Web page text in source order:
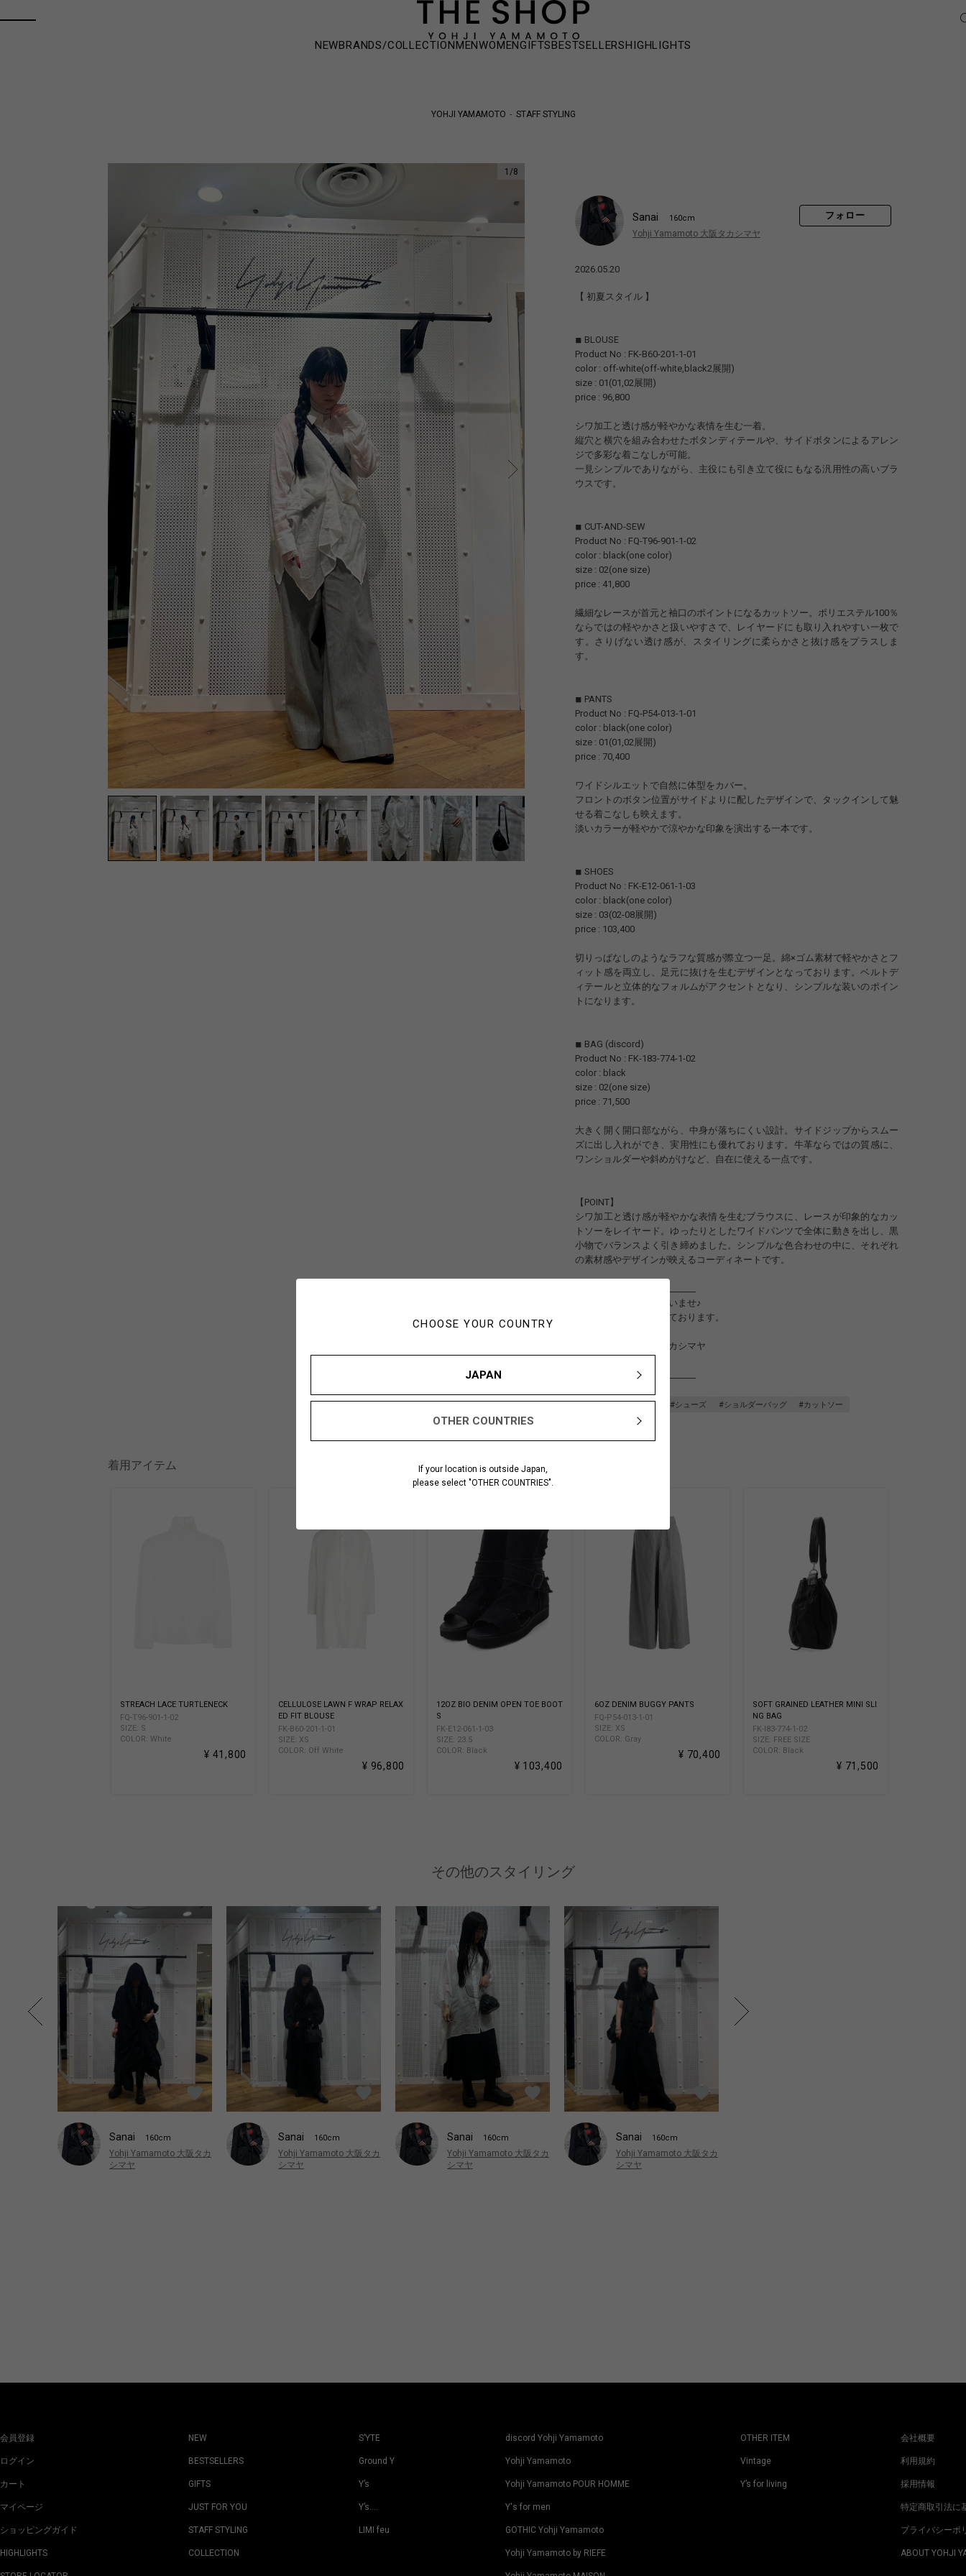
CHOOSE YOUR COUNTRY
JAPAN
OTHER COUNTRIES
If your location is outside Japan,
please select "OTHER COUNTRIES".
NEWBRANDS/COLLECTIONMENWOMENGIFTSBESTSELLERSHIGHLIGHTS
YOHJI YAMAMOTO STAFF STYLING
1 /8
Sanai 160cm
Yohji Yamamoto 大阪タカシマヤ
フォロー
2026.05.20
【 初夏スタイル 】
◾︎ BLOUSE
Product No : FK-B60-201-1-01
color : off-white(off-white,black2展開)
size : 01(01,02展開)
price : 96,800
シワ加工と透け感が軽やかな表情を生む一着。
縦穴と横穴を組み合わせたボタンディテールや、サイドボタンによるアレン
ジで多彩な着こなしが可能。
一見シンプルでありながら、主役にも引き立て役にもなる汎用性の高いブラ
ウスです。
◾︎ CUT-AND-SEW
Product No : FQ-T96-901-1-02
color : black(one color)
size : 02(one size)
price : 41,800
繊細なレースが首元と袖口のポイントになるカットソー。ポリエステル100％
ならではの軽やかさと扱いやすさで、レイヤードにも取り入れやすい一枚で
す。さりげない透け感が、スタイリングに柔らかさと抜け感をプラスしま
す。
◾︎ PANTS
Product No : FQ-P54-013-1-01
color : black(one color)
size : 01(01,02展開)
price : 70,400
ワイドシルエットで自然に体型をカバー。
フロントのボタン位置がサイドよりに配したデザインで、タックインして魅
せる着こなしも映えます。
淡いカラーが軽やかで涼やかな印象を演出する一本です。
◾︎ SHOES
Product No : FK-E12-061-1-03
color : black(one color)
size : 03(02-08展開)
price : 103,400
切りっぱなしのようなラフな質感が際立つ一足。綿×ゴム素材で軽やかさとフ
ィット感を両立し、足元に抜けを生むデザインとなっております。ベルトデ
ィテールと立体的なフォルムがアクセントとなり、シンプルな装いのポイン
トになります。
◾︎ BAG (discord)
Product No : FK-183-774-1-02
color : black
size : 02(one size)
price : 71,500
大きく開く開口部ながら、中身が落ちにくい設計。サイドジップからスムー
ズに出し入れができ、実用性にも優れております。牛革ならではの質感に、
ワンショルダーや斜めがけなど、自在に使える一点です。
【POINT】
シワ加工と透け感が軽やかな表情を生むブラウスに、レースが印象的なカッ
トソーをレイヤード。ゆったりとしたワイドパンツで全体に動きを出し、黒
小物でバランスよく引き締めました。シンプルな色合わせの中に、それぞれ
の素材感やデザインが映えるコーディネートです。
お気軽にご相談くださいませ♪
ご来店心よりお待ちしております。
ヨウジヤマモト大阪タカシマヤ
____________________________
#パンツ #ブラウス #シューズ #ショルダーバッグ #カットソー
着用アイテム
STREACH LACE TURTLENECK
FQ-T96-901-1-02
SIZE: S
COLOR: White
¥ 41,800
CELLULOSE LAWN F WRAP RELAX
ED FIT BLOUSE
FK-B60-201-1-01
SIZE: XS
COLOR: Off White
¥ 96,800
12OZ BIO DENIM OPEN TOE BOOT
S
FK-E12-061-1-03
SIZE: 23.5
COLOR: Black
¥ 103,400
6OZ DENIM BUGGY PANTS
FQ-P54-013-1-01
SIZE: XS
COLOR: Gray
¥ 70,400
SOFT GRAINED LEATHER MINI SLI
NG BAG
FK-I83-774-1-02
SIZE: FREE SIZE
COLOR: Black
¥ 71,500
その他のスタイリング
Sanai 160cm
Yohji Yamamoto 大阪タカ
シマヤ
Sanai 160cm
Yohji Yamamoto 大阪タカ
シマヤ
Sanai 160cm
Yohji Yamamoto 大阪タカ
シマヤ
Sanai 160cm
Yohji Yamamoto 大阪タカ
シマヤ
会員登録
ログイン
カート
マイページ
ショッピングガイド
HIGHLIGHTS
NEW
BESTSELLERS
GIFTS
JUST FOR YOU
STAFF STYLING
COLLECTION
S’YTE
Ground Y
Y’s
Y’s….
LIMI feu
discord Yohji Yamamoto
Yohji Yamamoto
Yohji Yamamoto POUR HOMME
Y's for men
GOTHIC Yohji Yamamoto
Yohji Yamamoto by RIEFE
OTHER ITEM
Vintage
Y’s for living
会社概要
利用規約
採用情報
特定商取引法に
プライバシーポ
ABOUT YOHJI